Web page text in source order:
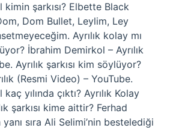
kimin şarkısı? Elbette Black
Dom Bullet, Leylim, Ley
Ayrılık kolay mı
İbrahim Demirkol – Ayrılık
Ayrılık şarkısı kim söylüyor?
(Resmi Video) – YouTube.
yılında çıktı? Ayrılık Kolay
şarkısı kime aittir? Ferhad
yanı sıra Ali Selimi’nin bestelediği